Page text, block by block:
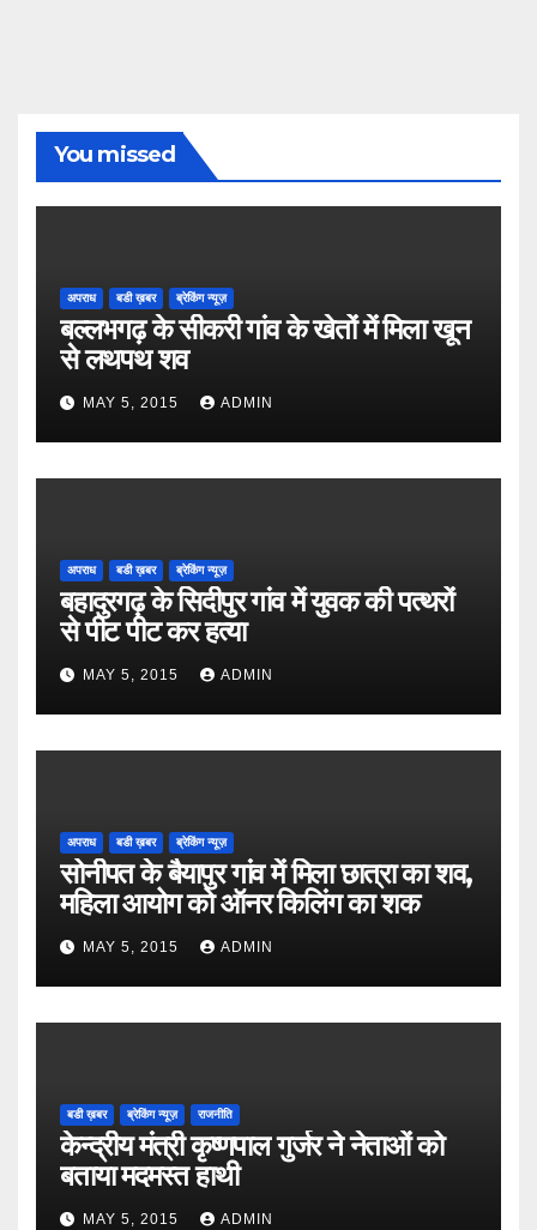
You missed
अपराध बडी ख़बर ब्रेकिंग न्यूज़
बल्लभगढ़ के सीकरी गांव के खेतों में मिला खून
से लथपथ शव
MAY 5, 2015 ADMIN
अपराध बडी ख़बर ब्रेकिंग न्यूज़
बहादुरगढ़ के सिदीपुर गांव में युवक की पत्थरों
से पीट पीट कर हत्या
MAY 5, 2015 ADMIN
अपराध बडी ख़बर ब्रेकिंग न्यूज़
सोनीपत के बैयापुर गांव में मिला छात्रा का शव,
महिला आयोग को ऑनर किलिंग का शक
MAY 5, 2015 ADMIN
बडी ख़बर ब्रेकिंग न्यूज़ राजनीति
केन्द्रीय मंत्री कृष्णपाल गुर्जर ने नेताओं को
बताया मदमस्त हाथी
MAY 5, 2015 ADMIN